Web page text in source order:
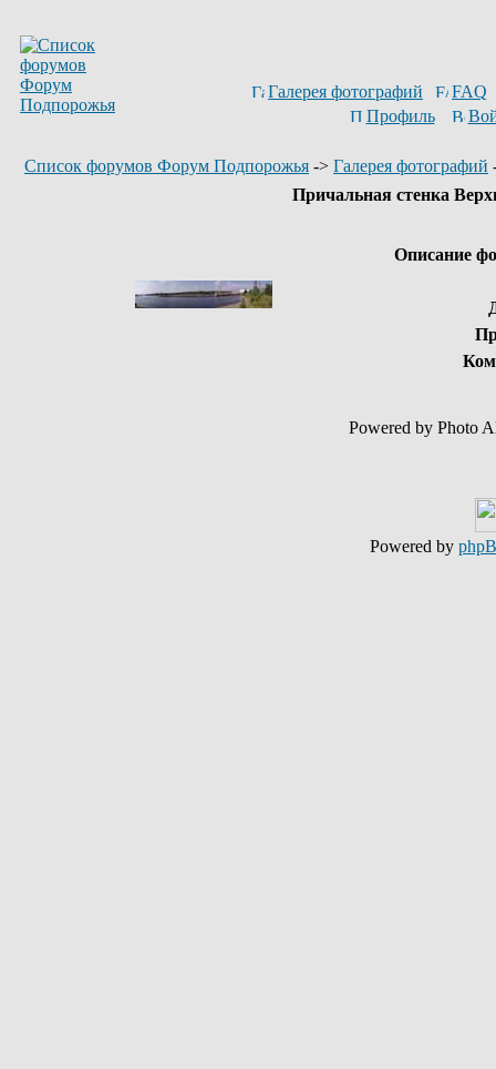
Галерея фотографий
FAQ
Профиль
Список форумов Форум Подпорожья -> Галерея фотографий
Причальная стенка
Описание
Powered by Photo
Powered by